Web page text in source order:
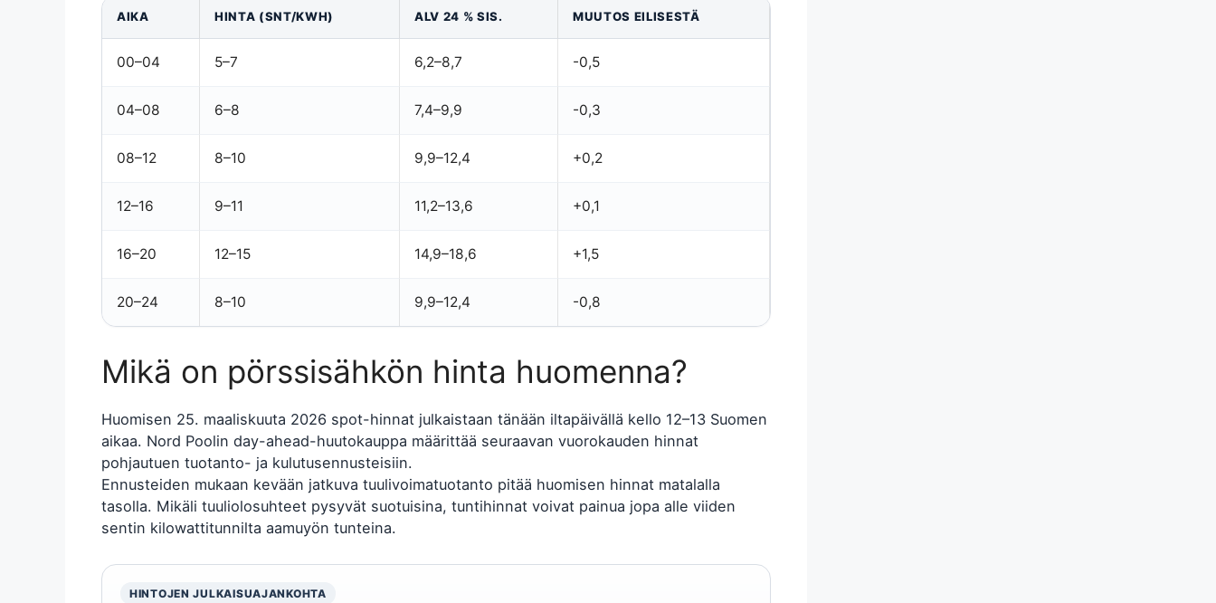
AIKA HINTA (SNT/KWH) ALV 24 % SIS. MUUTOS EILISESTÄ
00–04 5–7 6,2–8,7 -0,5
04–08 6–8 7,4–9,9 -0,3
08–12 8–10 9,9–12,4 +0,2
12–16 9–11 11,2–13,6 +0,1
16–20 12–15 14,9–18,6 +1,5
20–24 8–10 9,9–12,4 -0,8
Mikä on pörssisähkön hinta huomenna?
Huomisen 25. maaliskuuta 2026 spot-hinnat julkaistaan tänään iltapäivällä kello 12–13 Suomen
aikaa. Nord Poolin day-ahead-huutokauppa määrittää seuraavan vuorokauden hinnat
pohjautuen tuotanto- ja kulutusennusteisiin.
Ennusteiden mukaan kevään jatkuva tuulivoimatuotanto pitää huomisen hinnat matalalla
tasolla. Mikäli tuuliolosuhteet pysyvät suotuisina, tuntihinnat voivat painua jopa alle viiden
sentin kilowattitunnilta aamuyön tunteina.
HINTOJEN JULKAISUAJANKOHTA